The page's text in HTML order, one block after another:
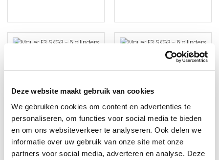
Deze website maakt gebruik van cookies
We gebruiken cookies om content en advertenties te
personaliseren, om functies voor social media te bieden
en om ons websiteverkeer te analyseren. Ook delen we
informatie over uw gebruik van onze site met onze
partners voor social media, adverteren en analyse. Deze
Mauer F3P SKG3 - 5 cilinders met 15 sleutels
Levertijd: 5 tot 10 werkdagen
Levertijd: 5 tot 10 werkdagen